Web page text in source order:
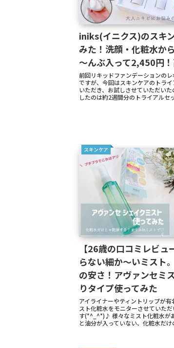
iniks(イニクス)のスキ
みた！洗顔・化粧水か
～んぶ入って2,450円
前回リキッドファンデーションの
ですが、今回はスキンケアのトラ
いただき、お試しさせていただい
したのは約2週間分のトライアルセ
スキンケア
【26歳の口コミレビ
らない細か～いミスト
の安さ！アヴァンセミ
りタイプ使ってみた
アイライナーやティントリップが
スト化粧水をモニターさせていた
す(*^_^*)♪ 様々なミスト化粧水が
と油分が入っていない、化粧水だ